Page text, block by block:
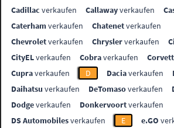
Cadillac verkaufen Callawayverkaufen
Caterhamverkaufen Chatenetverkaufen
Chevroletverkaufen Chryslerverkaufen
CityELverkaufen Cobraverkaufen
Cupraverkaufen D Daciaverkaufen
Daihatsu verkaufen DeTomasoverkaufen
Dodgeverkaufen Donkervoortverkaufen
DS Automobilesverkaufen E e.GO